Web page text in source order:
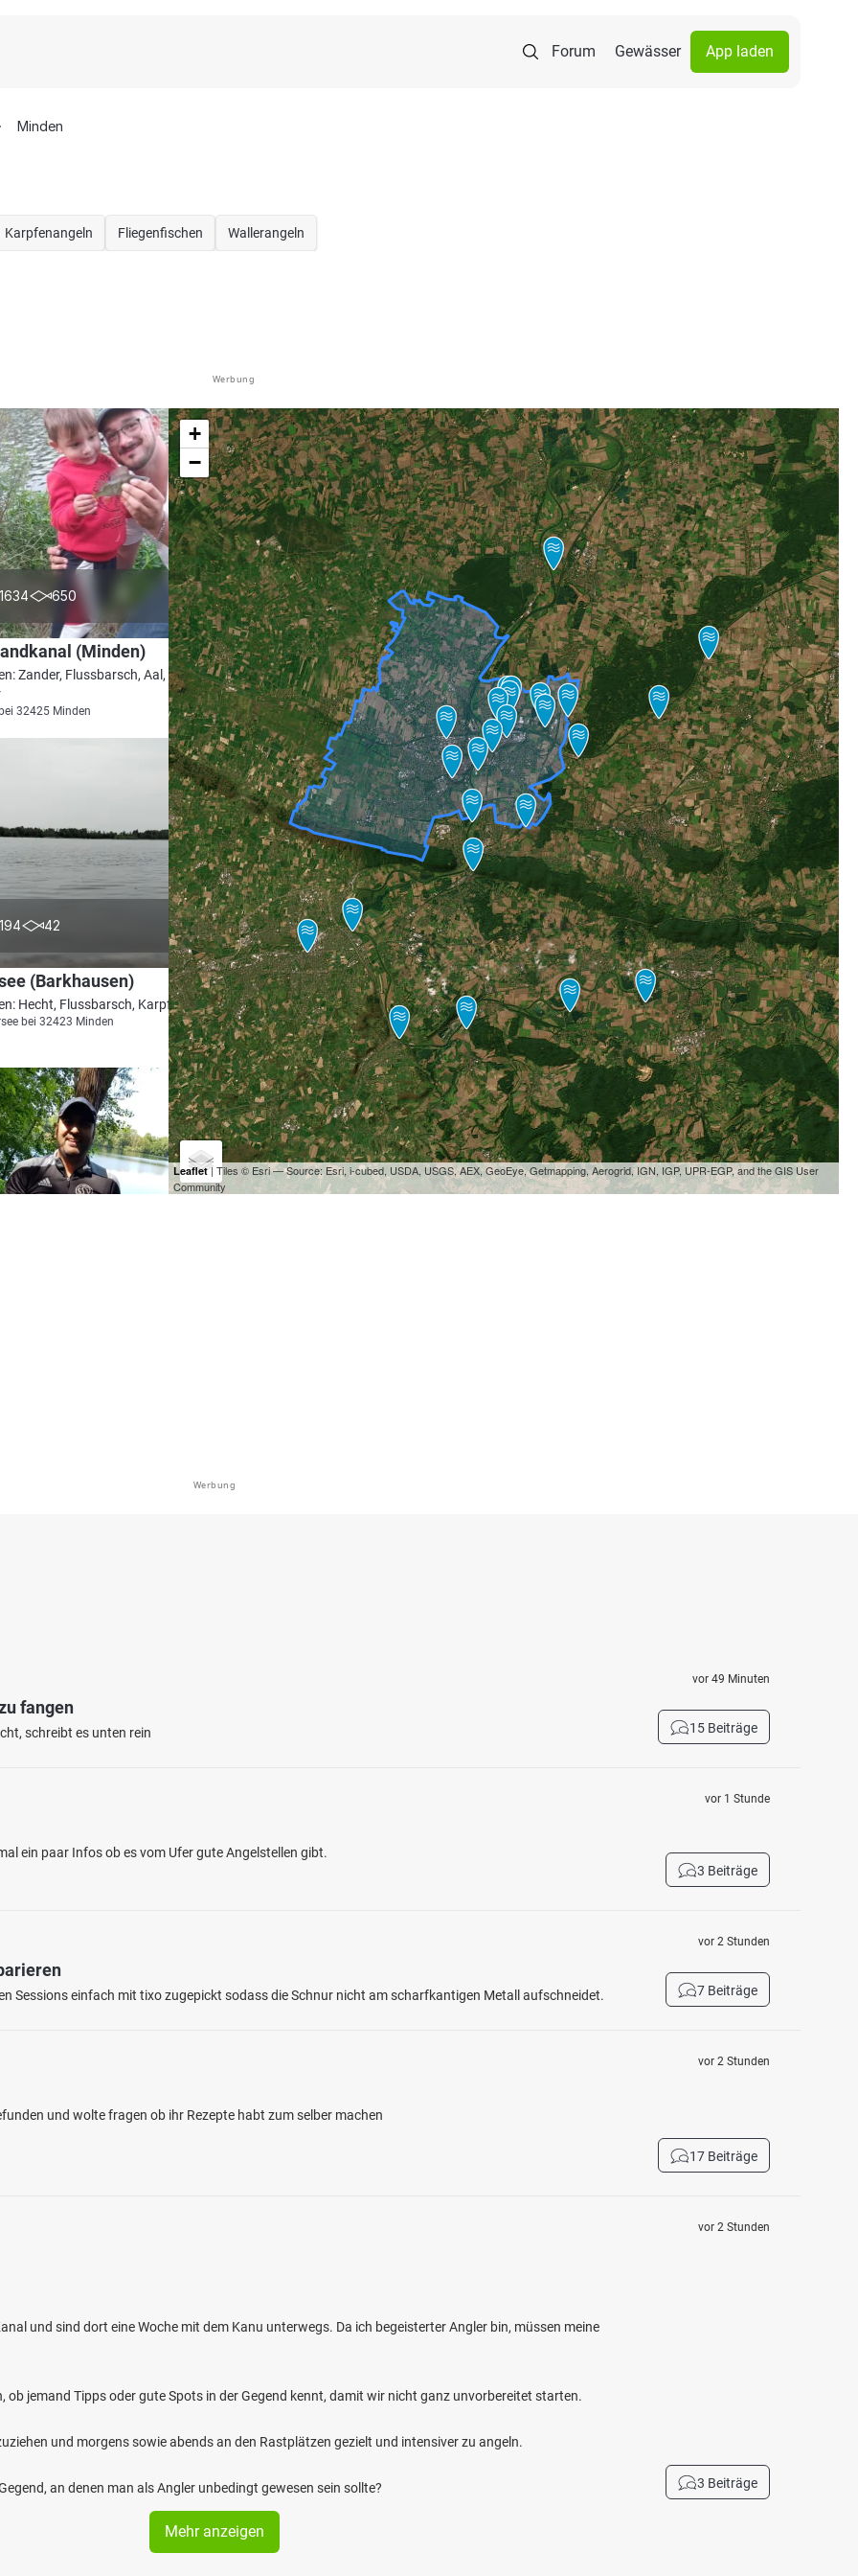
Forum Gewässer App laden
Minden
Karpfenangeln Fliegenfischen Wallerangeln
Werbung
1634 650 4.7
(Minden)
Zander, Flussbarsch, Aal, Rotauge,
32425 Minden
194 42 4.5
(Barkhausen)
Hecht, Flussbarsch, Karpfen, Rotauge
bei 32423 Minden
Aue (Cammer)
Flussbarsch, Bachforelle, Döbel, Hecht
+
−
Leaflet| Tiles © Esri — Source: Esri, i-cubed, USDA, USGS, AEX, GeoEye, Getmapping, Aerogrid, IGN, IGP, UPR-EGP, and the GIS User
Community
Werbung
fangen
schreibt es unten rein
vor 49 Minuten
15 Beiträge
ein paar Infos ob es vom Ufer gute Angelstellen gibt.
vor 1 Stunde
3 Beiträge
Sessions einfach mit tixo zugepickt sodass die Schnur nicht am scharfkantigen Metall aufschneidet.
vor 2 Stunden
7 Beiträge
und wolte fragen ob ihr Rezepte habt zum selber machen
vor 2 Stunden
17 Beiträge
und sind dort eine Woche mit dem Kanu unterwegs. Da ich begeisterter Angler bin, müssen meine
ob jemand Tipps oder gute Spots in der Gegend kennt, damit wir nicht ganz unvorbereitet starten.
und morgens sowie abends an den Rastplätzen gezielt und intensiver zu angeln.
an denen man als Angler unbedingt gewesen sein sollte?
vor 2 Stunden
3 Beiträge
Mehr anzeigen